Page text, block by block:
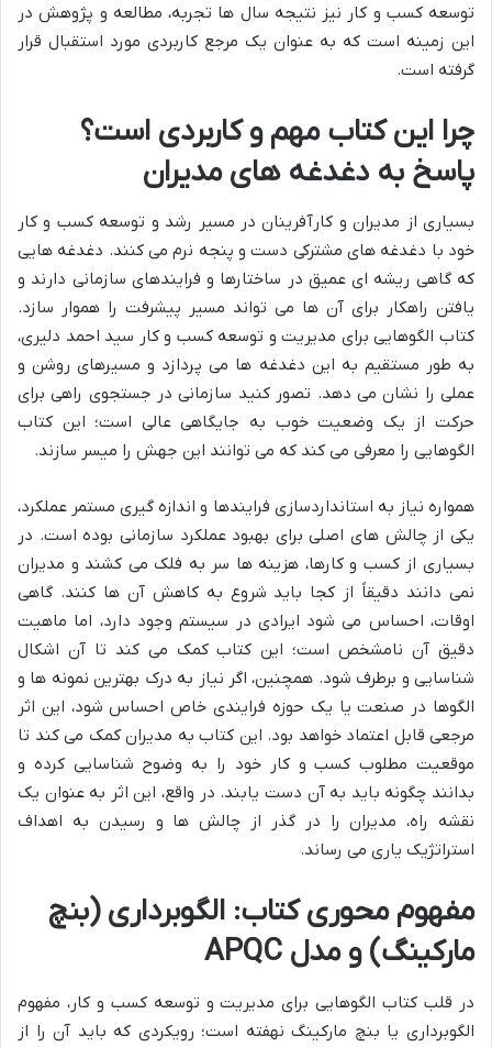
توسعه کسب و کار نیز نتیجه سال ها تجربه، مطالعه و پژوهش در
این زمینه است که به عنوان یک مرجع کاربردی مورد استقبال قرار
گرفته است.
چرا این کتاب مهم و کاربردی است؟
پاسخ به دغدغه های مدیران
بسیاری از مدیران و کارآفرینان در مسیر رشد و توسعه کسب و کار
خود با دغدغه های مشترکی دست و پنجه نرم می کنند. دغدغه هایی
که گاهی ریشه ای عمیق در ساختارها و فرایندهای سازمانی دارند و
یافتن راهکار برای آن ها می تواند مسیر پیشرفت را هموار سازد.
کتاب الگوهایی برای مدیریت و توسعه کسب و کار سید احمد دلیری،
به طور مستقیم به این دغدغه ها می پردازد و مسیرهای روشن و
عملی را نشان می دهد. تصور کنید سازمانی در جستجوی راهی برای
حرکت از یک وضعیت خوب به جایگاهی عالی است؛ این کتاب
الگوهایی را معرفی می کند که می توانند این جهش را میسر سازند.
همواره نیاز به استانداردسازی فرایندها و اندازه گیری مستمر عملکرد،
یکی از چالش های اصلی برای بهبود عملکرد سازمانی بوده است. در
بسیاری از کسب و کارها، هزینه ها سر به فلک می کشند و مدیران
نمی دانند دقیقاً از کجا باید شروع به کاهش آن ها کنند. گاهی
اوقات، احساس می شود ایرادی در سیستم وجود دارد، اما ماهیت
دقیق آن نامشخص است؛ این کتاب کمک می کند تا آن اشکال
شناسایی و برطرف شود. همچنین، اگر نیاز به درک بهترین نمونه ها و
الگوها در صنعت یا یک حوزه فرایندی خاص احساس شود، این اثر
مرجعی قابل اعتماد خواهد بود. این کتاب به مدیران کمک می کند تا
موقعیت مطلوب کسب و کار خود را به وضوح شناسایی کرده و
بدانند چگونه باید به آن دست یابند. در واقع، این اثر به عنوان یک
نقشه راه، مدیران را در گذر از چالش ها و رسیدن به اهداف
استراتژیک یاری می رساند.
مفهوم محوری کتاب: الگوبرداری (بنچ
مارکینگ) و مدل APQC
در قلب کتاب الگوهایی برای مدیریت و توسعه کسب و کار، مفهوم
الگوبرداری یا بنچ مارکینگ نهفته است؛ رویکردی که باید آن را از